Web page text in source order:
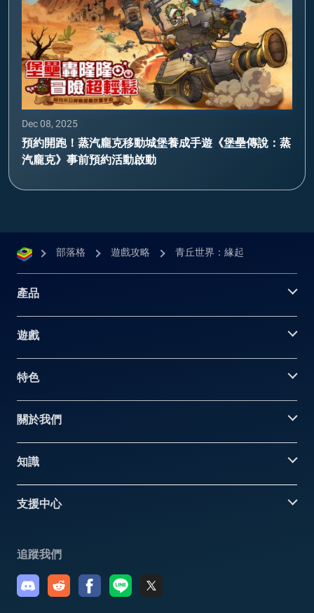
Dec 08, 2025
預約開跑！蒸汽龐克移動城堡養成手遊《堡壘傳說：蒸
汽龐克》事前預約活動啟動
部落格 遊戲攻略 青丘世界：緣起
產品
遊戲
特色
關於我們
知識
支援中心
追蹤我們